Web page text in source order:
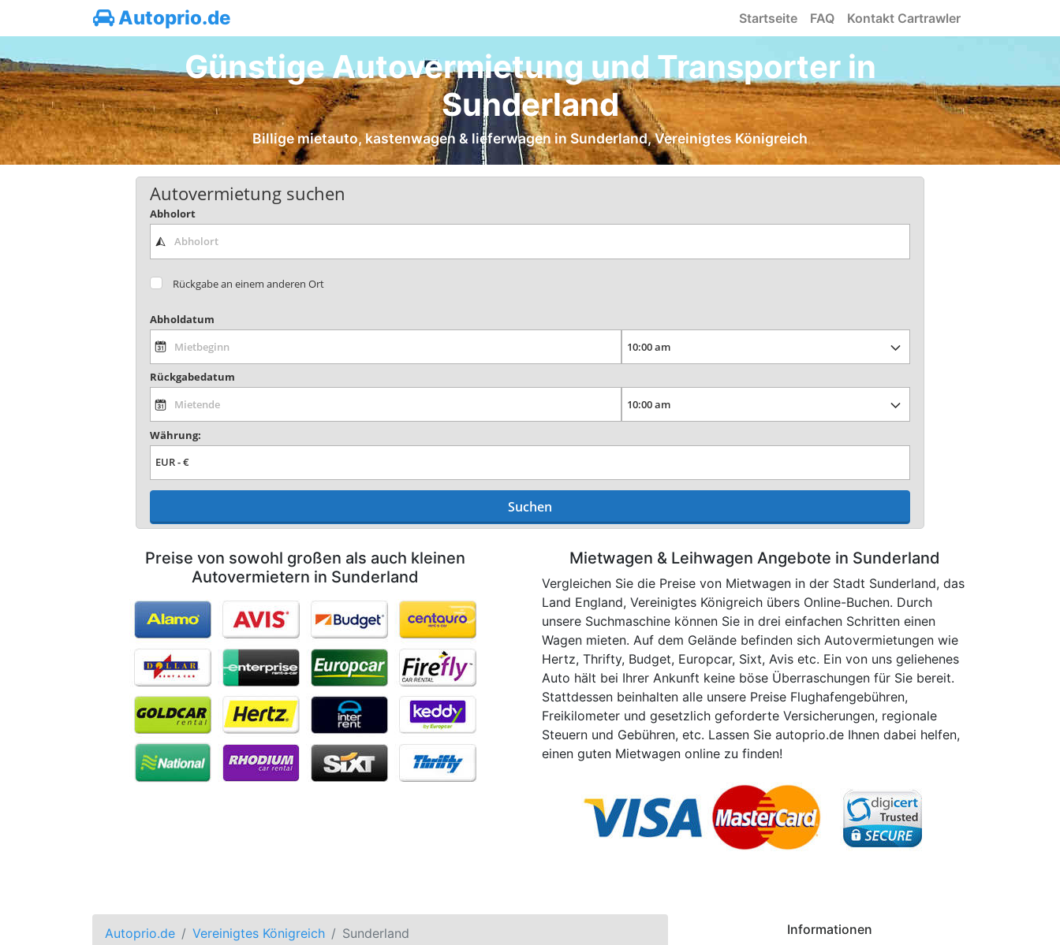
Autoprio.de Startseite FAQ Kontakt Cartrawler
Günstige Autovermietung und Transporter in
Sunderland
Billige mietauto, kastenwagen & lieferwagen in Sunderland, Vereinigtes Königreich
Autovermietung suchen
Abholort
Rückgabe an einem anderen Ort
Abholdatum
Rückgabedatum
Währung:
Suchen
Preise von sowohl großen als auch kleinen
Autovermietern in Sunderland
Mietwagen & Leihwagen Angebote in Sunderland
Vergleichen Sie die Preise von Mietwagen in der Stadt Sunderland, das
Land England, Vereinigtes Königreich übers Online-Buchen. Durch
unsere Suchmaschine können Sie in drei einfachen Schritten einen
Wagen mieten. Auf dem Gelände befinden sich Autovermietungen wie
Hertz, Thrifty, Budget, Europcar, Sixt, Avis etc. Ein von uns geliehenes
Auto hält bei Ihrer Ankunft keine böse Überraschungen für Sie bereit.
Stattdessen beinhalten alle unsere Preise Flughafengebühren,
Freikilometer und gesetzlich geforderte Versicherungen, regionale
Steuern und Gebühren, etc. Lassen Sie autoprio.de Ihnen dabei helfen,
einen guten Mietwagen online zu finden!
Autoprio.de Vereinigtes Königreich Sunderland
Informationen